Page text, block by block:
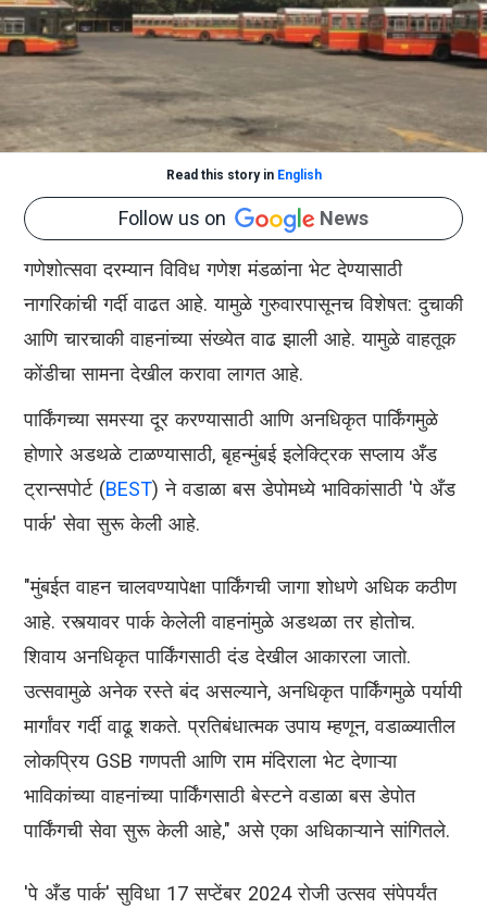
Read this story in English
Follow us on News
गणेशोत्सवा दरम्यान विविध गणेश मंडळांना भेट देण्यासाठी
नागरिकांची गर्दी वाढत आहे. यामुळे गुरुवारपासूनच विशेषत: दुचाकी
आणि चारचाकी वाहनांच्या संख्येत वाढ झाली आहे. यामुळे वाहतूक
कोंडीचा सामना देखील करावा लागत आहे.
पार्किंगच्या समस्या दूर करण्यासाठी आणि अनधिकृत पार्किंगमुळे
होणारे अडथळे टाळण्यासाठी, बृहन्मुंबई इलेक्ट्रिक सप्लाय अँड
ट्रान्सपोर्ट (BEST) ने वडाळा बस डेपोमध्ये भाविकांसाठी 'पे अँड
पार्क' सेवा सुरू केली आहे.
"मुंबईत वाहन चालवण्यापेक्षा पार्किंगची जागा शोधणे अधिक कठीण
आहे. रस्त्यावर पार्क केलेली वाहनांमुळे अडथळा तर होतोच.
शिवाय अनधिकृत पार्किंगसाठी दंड देखील आकारला जातो.
उत्सवामुळे अनेक रस्ते बंद असल्याने, अनधिकृत पार्किंगमुळे पर्यायी
मार्गांवर गर्दी वाढू शकते. प्रतिबंधात्मक उपाय म्हणून, वडाळ्यातील
लोकप्रिय GSB गणपती आणि राम मंदिराला भेट देणाऱ्या
भाविकांच्या वाहनांच्या पार्किंगसाठी बेस्टने वडाळा बस डेपोत
पार्किंगची सेवा सुरू केली आहे," असे एका अधिकाऱ्याने सांगितले.
'पे अँड पार्क' सुविधा 17 सप्टेंबर 2024 रोजी उत्सव संपेपर्यंत